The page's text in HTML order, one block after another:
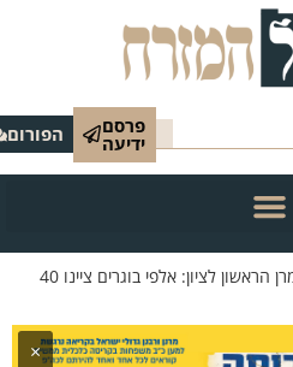
פרסם
ידיעה הפורום
בראשות מרן הראשון לציון: אלפי בוגרים ציינו 40
×